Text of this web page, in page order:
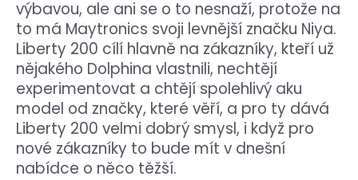
výbavou, ale ani se o to nesnaží, protože na
to má Maytronics svoji levnější značku Niya.
Liberty 200 cílí hlavně na zákazníky, kteří už
nějakého Dolphina vlastnili, nechtějí
experimentovat a chtějí spolehlivý aku
model od značky, které věří, a pro ty dává
Liberty 200 velmi dobrý smysl, i když pro
nové zákazníky to bude mít v dnešní
nabídce o něco těžší.